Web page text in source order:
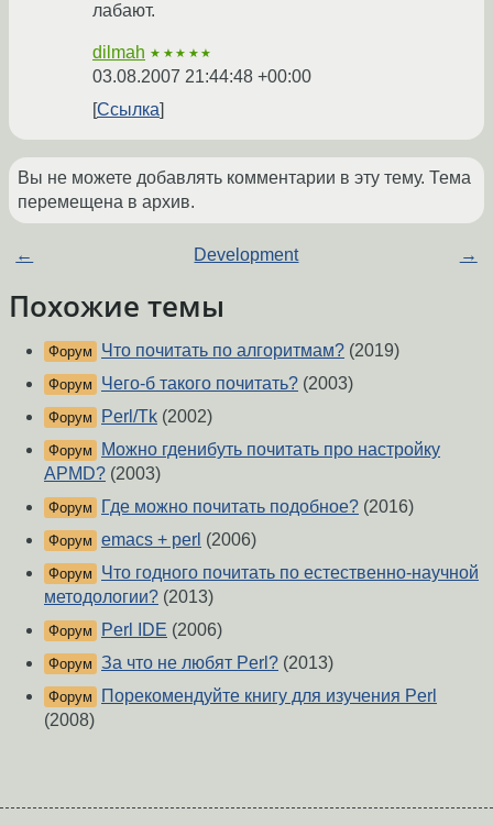
лабают.
dilmah ★★★★★
03.08.2007 21:44:48 +00:00
Ссылка
Вы не можете добавлять комментарии в эту тему. Тема
перемещена в архив.
← Development →
Похожие темы
Форум Что почитать по алгоритмам? (2019)
Форум Чего-б такого почитать? (2003)
Форум Perl/Tk (2002)
Форум
Можно гденибуть почитать про настройку
APMD? (2003)
Форум Где можно почитать подобное? (2016)
Форум emacs + perl (2006)
Форум
Что годного почитать по естественно-научной
методологии? (2013)
Форум Perl IDE (2006)
Форум За что не любят Perl? (2013)
Форум
Порекомендуйте книгу для изучения Perl
(2008)